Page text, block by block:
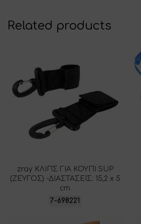
Related products
zray ΚΛΙΠΣ ΓΙΑ ΚΟΥΠΙ SUP
(ΖΕΥΓΟΣ) -ΔΙΑΣΤΑΣΕΙΣ: 15,2 x 5
cm
7-698221